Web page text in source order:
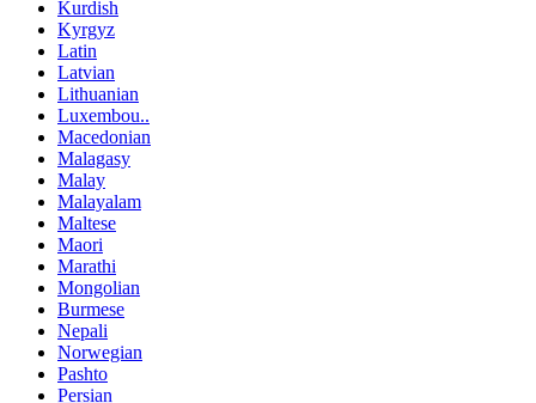
Kurdish
Kyrgyz
Latin
Latvian
Lithuanian
Luxembou..
Macedonian
Malagasy
Malay
Malayalam
Maltese
Maori
Marathi
Mongolian
Burmese
Nepali
Norwegian
Pashto
Persian